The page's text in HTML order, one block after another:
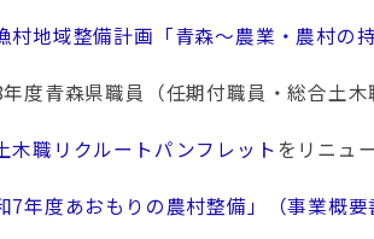
村地域整備計画「青森～農業・農村の
度青森県職員（任期付職員・総合土木
木職リクルートパンフレット をリニュ
7年度あおもりの農村整備」（事業概要